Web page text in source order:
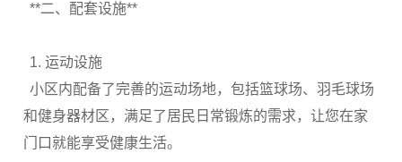
**二、配套设施**
1. 运动设施
小区内配备了完善的运动场地，包括篮球场、羽毛球场
和健身器材区，满足了居民日常锻炼的需求，让您在家
门口就能享受健康生活。